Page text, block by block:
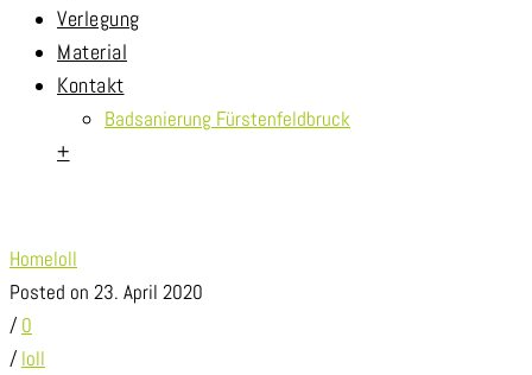
Verlegung
Material
Kontakt
Badsanierung Fürstenfeldbruck
+
Homeloll
Posted on 23. April 2020
/ 0
/ loll